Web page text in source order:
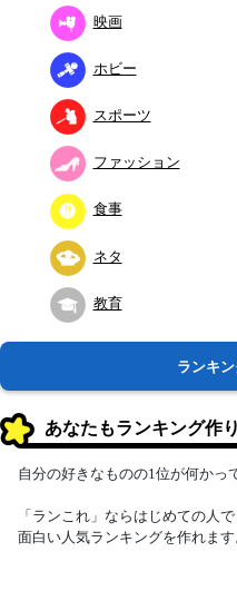
映画
ホビー
スポーツ
ファッション
食事
ネタ
教育
ランキ
あなたもランキング作
自分の好きなものの1位が何かっ
「ランこれ」ならはじめての人で
面白い人気ランキングを作れます